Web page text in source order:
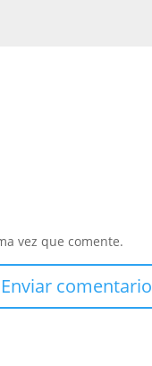
vez que comente.